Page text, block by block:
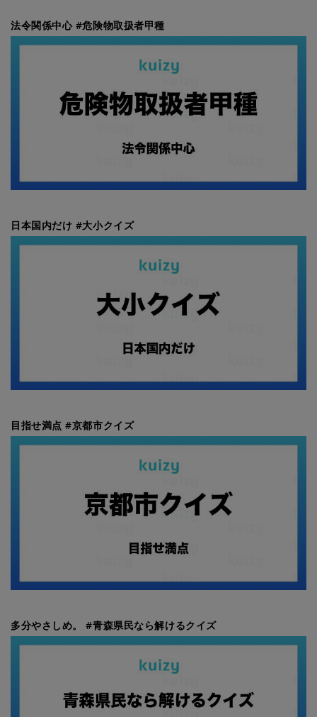
法令関係中心 #危険物取扱者甲種
日本国内だけ #大小クイズ
目指せ満点 #京都市クイズ
多分やさしめ。 #青森県民なら解けるクイズ